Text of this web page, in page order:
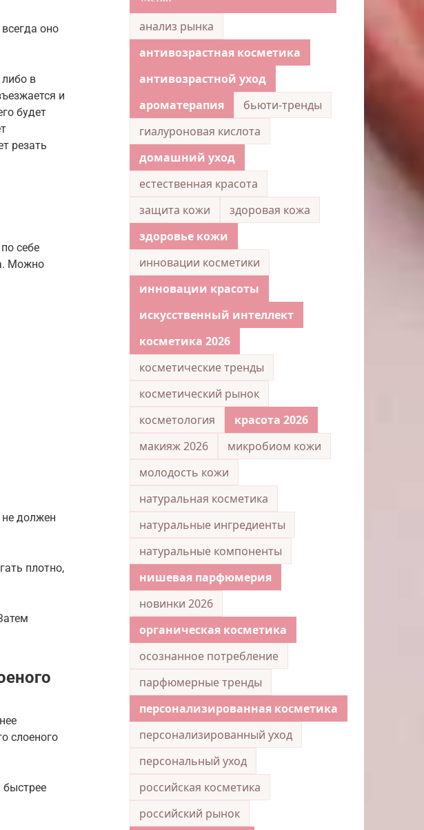
оно
в
и
будет
резать
себе
Можно
должен
плотно,
слоеного
быстрее
анализ рынка
антивозрастная косметика
антивозрастной уход
ароматерапия
бьюти-тренды
гиалуроновая кислота
домашний уход
естественная красота
защита кожи
здоровая кожа
здоровье кожи
инновации косметики
инновации красоты
искусственный интеллект
косметика 2026
косметические тренды
косметический рынок
косметология
красота 2026
макияж 2026
микробиом кожи
молодость кожи
натуральная косметика
натуральные ингредиенты
натуральные компоненты
нишевая парфюмерия
новинки 2026
органическая косметика
осознанное потребление
парфюмерные тренды
персонализированная косметика
персонализированный уход
персональный уход
российская косметика
российский рынок